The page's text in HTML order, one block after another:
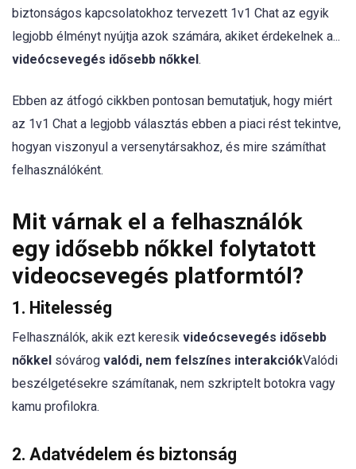
biztonságos kapcsolatokhoz tervezett 1v1 Chat az egyik
legjobb élményt nyújtja azok számára, akiket érdekelnek a...
videócsevegés idősebb nőkkel .
Ebben az átfogó cikkben pontosan bemutatjuk, hogy miért
az 1v1 Chat a legjobb választás ebben a piaci rést tekintve,
hogyan viszonyul a versenytársakhoz, és mire számíthat
felhasználóként.
Mit várnak el a felhasználók
egy idősebb nőkkel folytatott
videocsevegés platformtól?
1. Hitelesség
Felhasználók, akik ezt keresik videócsevegés idősebb
nőkkel sóvárog valódi, nem felszínes interakciókValódi
beszélgetésekre számítanak, nem szkriptelt botokra vagy
kamu profilokra.
2. Adatvédelem és biztonság